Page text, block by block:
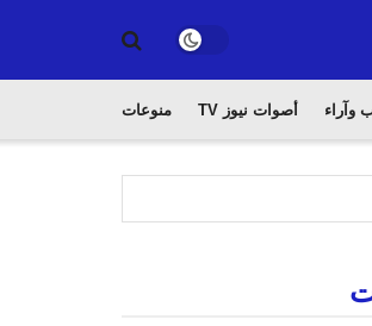
وآراء أصوات نيوز TV منوعات